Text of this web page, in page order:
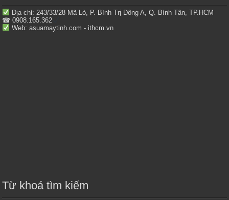
Địa chỉ: 243/33/28 Mã Lò, P. Bình Trị Đông A, Q. Bình Tân, TP.HCM
☎ 0908.165.362
Web: asuamaytinh.com - ithcm.vn
Từ khoá tìm kiếm